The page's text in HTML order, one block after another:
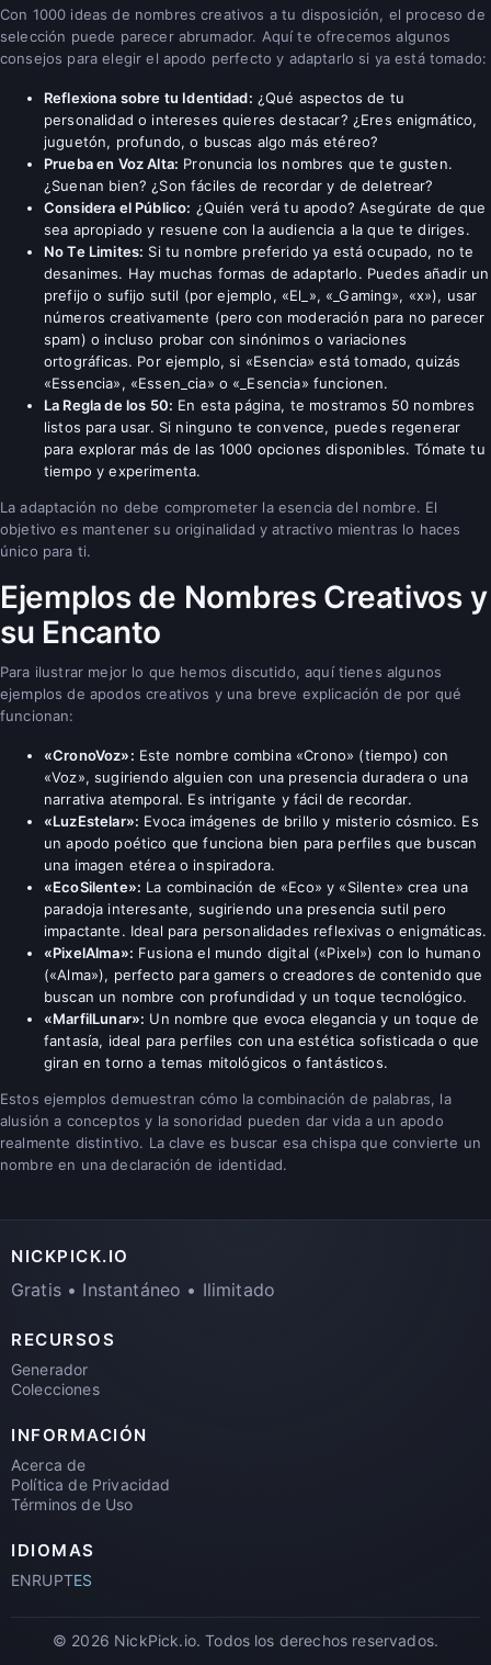
Con 1000 ideas de nombres creativos a tu disposición, el proceso de
selección puede parecer abrumador. Aquí te ofrecemos algunos
consejos para elegir el apodo perfecto y adaptarlo si ya está tomado:
Reflexiona sobre tu Identidad: ¿Qué aspectos de tu
personalidad o intereses quieres destacar? ¿Eres enigmático,
juguetón, profundo, o buscas algo más etéreo?
Prueba en Voz Alta: Pronuncia los nombres que te gusten.
¿Suenan bien? ¿Son fáciles de recordar y de deletrear?
Considera el Público: ¿Quién verá tu apodo? Asegúrate de que
sea apropiado y resuene con la audiencia a la que te diriges.
No Te Limites: Si tu nombre preferido ya está ocupado, no te
desanimes. Hay muchas formas de adaptarlo. Puedes añadir un
prefijo o sufijo sutil (por ejemplo, «El_», «_Gaming», «x»), usar
números creativamente (pero con moderación para no parecer
spam) o incluso probar con sinónimos o variaciones
ortográficas. Por ejemplo, si «Esencia» está tomado, quizás
«Essencia», «Essen_cia» o «_Esencia» funcionen.
La Regla de los 50: En esta página, te mostramos 50 nombres
listos para usar. Si ninguno te convence, puedes regenerar
para explorar más de las 1000 opciones disponibles. Tómate tu
tiempo y experimenta.
La adaptación no debe comprometer la esencia del nombre. El
objetivo es mantener su originalidad y atractivo mientras lo haces
único para ti.
Ejemplos de Nombres Creativos y
su Encanto
Para ilustrar mejor lo que hemos discutido, aquí tienes algunos
ejemplos de apodos creativos y una breve explicación de por qué
funcionan:
«CronoVoz»: Este nombre combina «Crono» (tiempo) con
«Voz», sugiriendo alguien con una presencia duradera o una
narrativa atemporal. Es intrigante y fácil de recordar.
«LuzEstelar»: Evoca imágenes de brillo y misterio cósmico. Es
un apodo poético que funciona bien para perfiles que buscan
una imagen etérea o inspiradora.
«EcoSilente»: La combinación de «Eco» y «Silente» crea una
paradoja interesante, sugiriendo una presencia sutil pero
impactante. Ideal para personalidades reflexivas o enigmáticas.
«PixelAlma»: Fusiona el mundo digital («Pixel») con lo humano
(«Alma»), perfecto para gamers o creadores de contenido que
buscan un nombre con profundidad y un toque tecnológico.
«MarfilLunar»: Un nombre que evoca elegancia y un toque de
fantasía, ideal para perfiles con una estética sofisticada o que
giran en torno a temas mitológicos o fantásticos.
Estos ejemplos demuestran cómo la combinación de palabras, la
alusión a conceptos y la sonoridad pueden dar vida a un apodo
realmente distintivo. La clave es buscar esa chispa que convierte un
nombre en una declaración de identidad.
NICKPICK.IO
Gratis • Instantáneo • Ilimitado
RECURSOS
Generador
Colecciones
INFORMACIÓN
Acerca de
Política de Privacidad
Términos de Uso
IDIOMAS
ENRUPTES
© 2026 NickPick.io. Todos los derechos reservados.